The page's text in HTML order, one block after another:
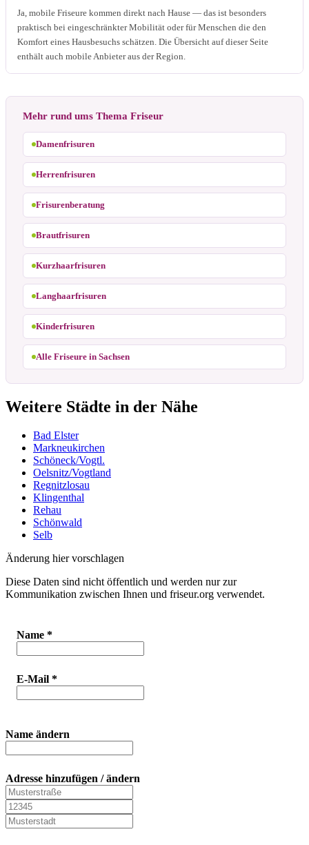
Ja, mobile Friseure kommen direkt nach Hause — das ist besonders
praktisch bei eingeschränkter Mobilität oder für Menschen die den
Komfort eines Hausbesuchs schätzen. Die Übersicht auf dieser Seite
enthält auch mobile Anbieter aus der Region.
Mehr rund ums Thema Friseur
Damenfrisuren
Herrenfrisuren
Frisurenberatung
Brautfrisuren
Kurzhaarfrisuren
Langhaarfrisuren
Kinderfrisuren
Alle Friseure in Sachsen
Weitere Städte in der Nähe
Bad Elster
Markneukirchen
Schöneck/Vogtl.
Oelsnitz/Vogtland
Regnitzlosau
Klingenthal
Rehau
Schönwald
Selb
Änderung hier vorschlagen
Diese Daten sind nicht öffentlich und werden nur zur
Kommunikation zwischen Ihnen und friseur.org verwendet.
Name *
E-Mail *
Name ändern
Adresse hinzufügen / ändern